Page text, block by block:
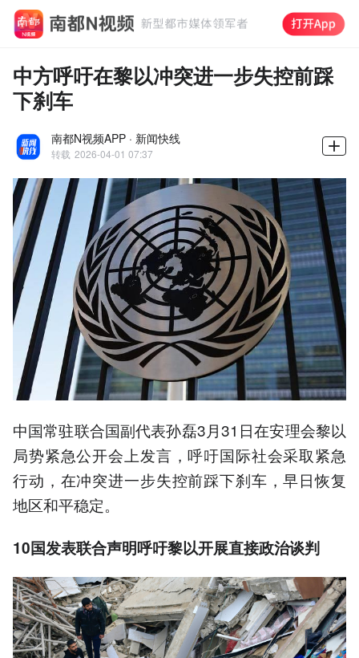
中方呼吁在黎以冲突进一步失控前踩
下刹车
南都N视频APP · 新闻快线
转载 2026-04-01 07:37
中国常驻联合国副代表孙磊3月31日在安理会黎以
局势紧急公开会上发言，呼吁国际社会采取紧急
行动，在冲突进一步失控前踩下刹车，早日恢复
地区和平稳定。
10国发表联合声明呼吁黎以开展直接政治谈判